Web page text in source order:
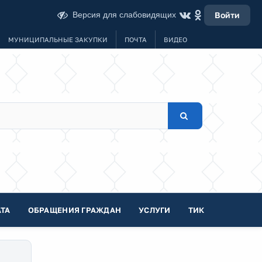
Версия для слабовидящих Войти
МУНИЦИПАЛЬНЫЕ ЗАКУПКИ ПОЧТА ВИДЕО
ОБРАЩЕНИЯ ГРАЖДАН УСЛУГИ ТИК